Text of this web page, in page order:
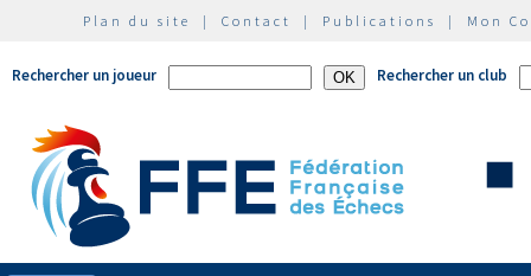
Plan du site | Contact | Publications | Mon
Rechercher un joueur Rechercher un club